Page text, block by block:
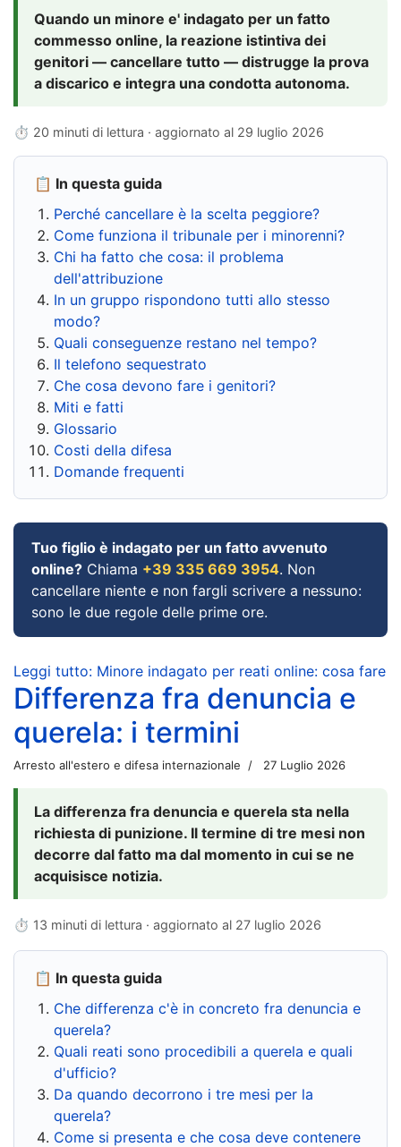
Quando un minore e' indagato per un fatto
commesso online, la reazione istintiva dei
genitori — cancellare tutto — distrugge la prova
a discarico e integra una condotta autonoma.
⏱ 20 minuti di lettura · aggiornato al 29 luglio 2026
📋 In questa guida
Perché cancellare è la scelta peggiore?
Come funziona il tribunale per i minorenni?
Chi ha fatto che cosa: il problema
dell'attribuzione
In un gruppo rispondono tutti allo stesso
modo?
Quali conseguenze restano nel tempo?
Il telefono sequestrato
Che cosa devono fare i genitori?
Miti e fatti
Glossario
Costi della difesa
Domande frequenti
Tuo figlio è indagato per un fatto avvenuto
online? Chiama +39 335 669 3954. Non
cancellare niente e non fargli scrivere a nessuno:
sono le due regole delle prime ore.
Leggi tutto: Minore indagato per reati online: cosa fare
Differenza fra denuncia e
querela: i termini
Arresto all'estero e difesa internazionale 27 Luglio 2026
La differenza fra denuncia e querela sta nella
richiesta di punizione. Il termine di tre mesi non
decorre dal fatto ma dal momento in cui se ne
acquisisce notizia.
⏱ 13 minuti di lettura · aggiornato al 27 luglio 2026
📋 In questa guida
Che differenza c'è in concreto fra denuncia e
querela?
Quali reati sono procedibili a querela e quali
d'ufficio?
Da quando decorrono i tre mesi per la
querela?
Come si presenta e che cosa deve contenere